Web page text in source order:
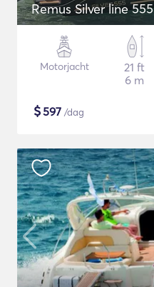
Remus Silver line 555
Motorjacht
21 ft
6 m
$597 /dag